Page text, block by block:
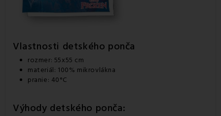
Vlastnosti detského ponča
rozmer: 55x55 cm
materiál: 100% mikrovlákna
pranie: 40°C
Výhody detského ponča: